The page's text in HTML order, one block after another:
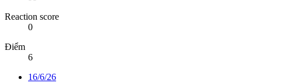
Reaction score
0
Điểm
6
16/6/26